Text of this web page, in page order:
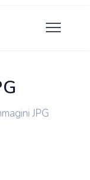
JPG